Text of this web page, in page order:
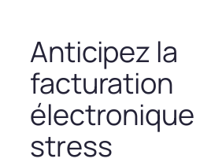
Anticipez la
facturation
électronique
stress